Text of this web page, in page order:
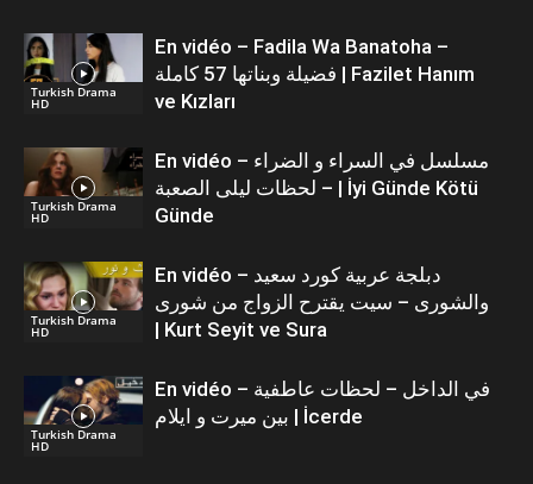
Turkish Drama
HD
En vidéo – Fadila Wa Banatoha –
فضيلة وبناتها 57 كاملة | Fazilet Hanım
ve Kızları
Turkish Drama
HD
En vidéo – مسلسل في السراء و الضراء
– لحظات ليلى الصعبة | İyi Günde Kötü
Günde
Turkish Drama
HD
En vidéo – دبلجة عربية كورد سعيد
والشورى – سيت يقترح الزواج من شورى
| Kurt Seyit ve Sura
Turkish Drama
HD
En vidéo – في الداخل – لحظات عاطفية
بين ميرت و ايلام | İcerde